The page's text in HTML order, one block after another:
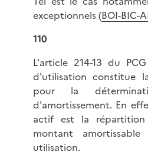
exceptionnels (BOI-BIC-
110
L'article 214-13 du
d'utilisation constitue
pour la
d'amortissement. En
actif est la répartition
montant
utilisation.